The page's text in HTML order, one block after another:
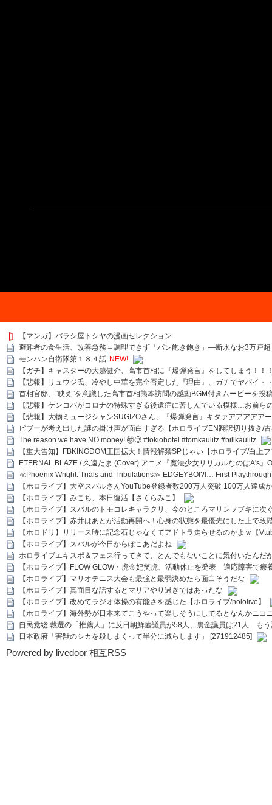
【マンガ】バラシ屋トシヤの漫画セレクション
避難者の食生活、改善急務＝調理できず「パン飽き飽き」―断水なお3万戸
モンハン自衛隊第１８４話 NEW!
【ガチ】キャスターの大越健介、高市首相に『爆弾発言』をしてしまう！！
【悲報】リュウジ氏、冷やし中華を完全否定した『理由』、ガチでヤバイ・
首相官邸、”映え”を意識した高市首相熊本訪問の感動BGM付きムービーを投
【悲報】ケンコバがコロナの特殊すぎる後遺症に苦しんでいる模様…お前ら
【悲報】大物ミュージシャンSUGIZOさん、『爆弾発言』キタァアアアアア
ビブーが考え出した謎の掛け声が面白すぎる【ホロライブEN翻訳切り抜き/
The reason we have NO money! 🤯🥲 #tokiohotel #tomkaulitz #billkaulitz
【重大告知】FBKINGDOM王国拡大！情報解禁SPじゃい【ホロライブ/白上
ETERNAL BLAZE / 久遠たま (Cover) アニメ『魔法少女リリカルなのはA's』
≪Phoenix Wright: Trials and Tribulations≫ EDGEYBOI?!… First
【ホロライブ】大空スバルさんYouTube登録者数200万人突破 100万人達成
【ホロライブ】みこち、本日復活【さくらみこ】
【ホロライブ】スバルのトモコレキャラクリ、今のところマリンフブキに
【ホロライブ】赤井はあとが活動再開へ！心身の状態を最優先にした上で段
【ホロドリ】リリース時に記念石じゃなくてアドトラ走らせるのかよｗ【
【ホロライブ】スバルが今日からぽこあだよね
ホロライブエキスポ＆フェス行ってきて、とんでもないことに気付いたんだ
【ホロライブ】FLOW GLOW・虎金妃笑虎、活動休止を発表 適応障害で療
【ホロライブ】マリオテニス大会も最強と最弱決めたら面白そうだな
【ホロライブ】真面目な話するとマリアやり過ぎではあったな
【ホロライブ】改めてラジオ体操の有能さを感じた【ホロライブ/hololive】
【ホロライブ】海外勢が日本来てこうやって楽しそうにしてるとなんかニコ
自民党総.裁選の「推薦人」に反日朝鮮壺議員が58人、裏金議員は21人 も
日本政府「害獣のシカを殺しまくって半分に減らします」 [271912485]
Powered by livedoor 相互RSS